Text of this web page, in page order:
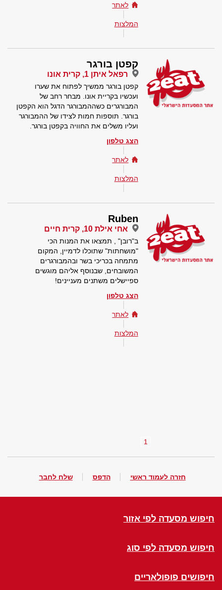
לאתר
המלצות
קפטן בורגר
רפאל איתן 1, קרית אונו
קפטן בורגר ממשיך לפתוח את שערו
ועכשיו בקריית אונו. מבחר רחב של
המבורגרים כשההמבורגר הדגל הוא הקפטן
בורגר. תוספות חמות לצידו של ההמבורגר
ועליו משלים את החוויה בקפטן בורגר.
הצג טלפון
לאתר
המלצות
Ruben
אחי אילת 10, קרית חיים
ב"רובן" , תמצאו את המנות הכי
"מושחתות" שתוכלו לדמיין, המקום
מתמחה בכריכי בשר ובהמבורגרים
המשובחים, שבנוסף אליהם מוגשים
ספיישלים משתנים מעניינים!
הצג טלפון
לאתר
המלצות
1
חזרה לעמוד ראשי הדפס שלח לחבר
חיפוש מסעדה לפי אזור
חיפוש מסעדה לפי סוג
חיפושים פופולאריים